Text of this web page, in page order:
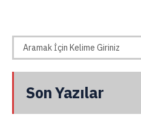
Son Yazılar